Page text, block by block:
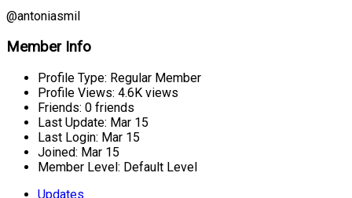
@antoniasmil
Member Info
Profile Type: Regular Member
Profile Views: 4.6K views
Friends: 0 friends
Last Update: Mar 15
Last Login: Mar 15
Joined: Mar 15
Member Level: Default Level
Updates